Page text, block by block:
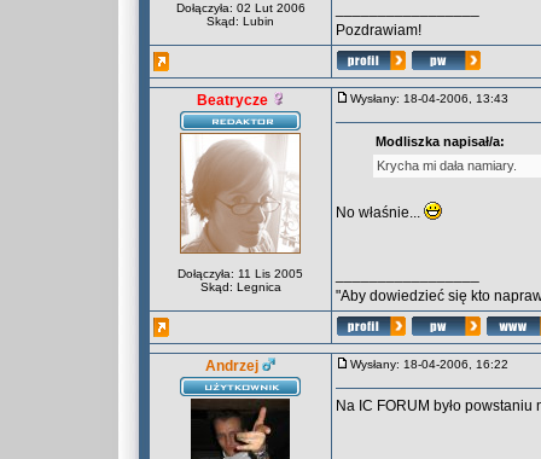
Dołączyła: 02 Lut 2006
Skąd: Lubin
Pozdrawiam!
Beatrycze
Dołączyła: 11 Lis 2005
Skąd: Legnica
Wysłany: 18-04-2006, 13:43
Modliszka napisał/a:
Krycha mi dała namiary.
No właśnie...
"Aby dowiedzieć się kto
Andrzej Wysłany: 18-04-2006, 16:22
Na IC FORUM było powstaniu